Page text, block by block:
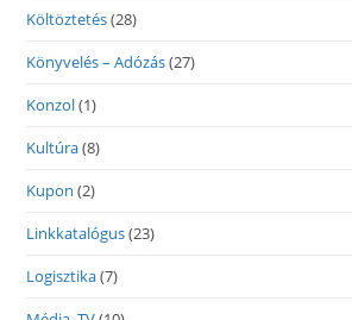
Költöztetés(28)
Könyvelés – Adózás(27)
Konzol(1)
Kultúra(8)
Kupon (2)
Linkkatalógus(23)
Logisztika(7)